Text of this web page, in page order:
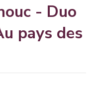
- Duo
pays des